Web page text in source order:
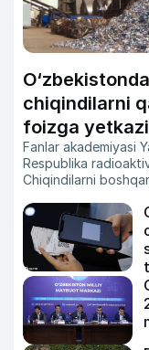
chiqindilarni
foizga
Fanlar akademiyasi
Respublika
Chiqindilarni